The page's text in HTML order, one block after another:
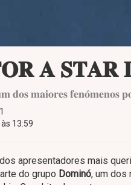
𝐀 𝐒𝐓𝐀𝐑
𝐦𝐚𝐢𝐨𝐫𝐞𝐬 𝐟𝐞𝐧𝐨̂𝐦𝐞𝐧𝐨𝐬
13:59
apresentadores mais
do grupo Dominó, um dos